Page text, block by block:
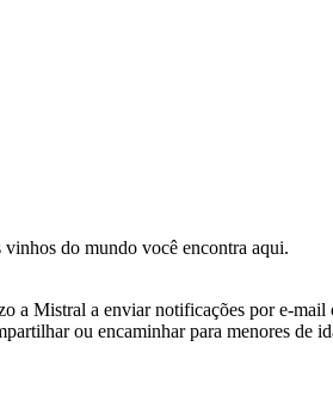
do mundo você encontra aqui.
a Mistral a enviar notificações por e-
ou encaminhar para menores de